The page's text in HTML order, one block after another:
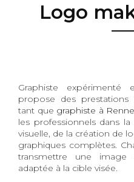
Logo
Graphiste expérimenté
propose des prestations
tant que graphiste à
les professionnels dans
visuelle, de la création de
graphiques complètes.
transmettre une image
adaptée à la cible visée.